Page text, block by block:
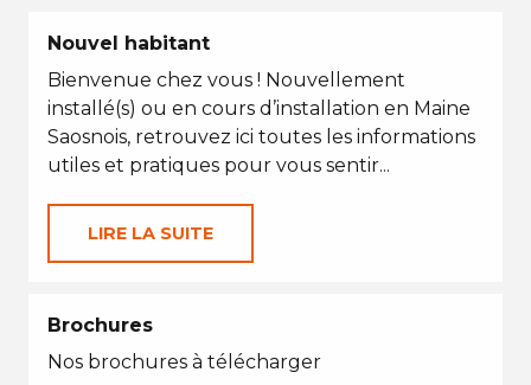
Nouvel habitant
Bienvenue chez vous ! Nouvellement
installé(s) ou en cours d’installation en Maine
Saosnois, retrouvez ici toutes les informations
utiles et pratiques pour vous sentir...
LIRE LA SUITE
Brochures
Nos brochures à télécharger